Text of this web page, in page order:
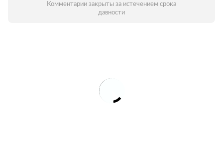
Комментарии закрыты за истечением срока
давности